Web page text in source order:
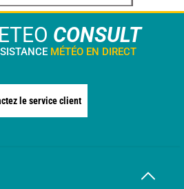
CONSULT
MÉTÉO EN DIRECT
le service client